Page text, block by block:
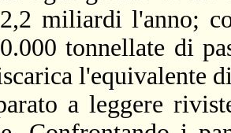
miliardi l'anno;
tonnellate di
l'equivalente
a leggere